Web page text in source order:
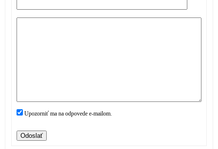
Upozorniť ma na odpovede e-mailom.
Odoslať